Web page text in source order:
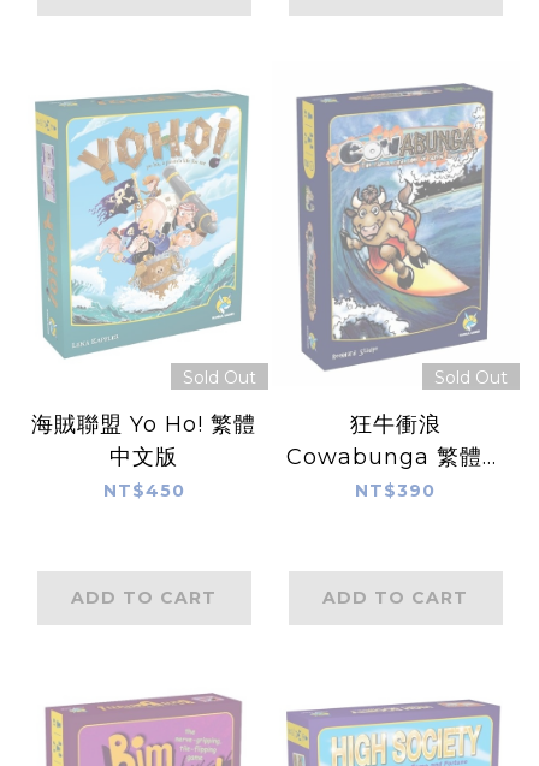
Sold Out
海賊聯盟 Yo Ho! 繁體
中文版
NT$450
ADD TO CART
Sold Out
狂牛衝浪
Cowabunga 繁體中
文版
NT$390
ADD TO CART